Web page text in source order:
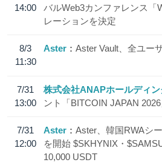
14:00
バルWeb3カンファレンス「
レーションを決定
8/3
11:30
Aster Aster Vault、全ユー
7/31
13:00
株式会社ANAPホールディン
ント「BITCOIN JAPAN
7/31
12:00
Aster
Aster、韓国RWAシ
を開始 $SKHYNIX・
10,000 USDT